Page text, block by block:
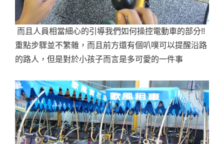
而且人員相當細心的引導我們如何操控電動車的部分!!
重點步驟並不繁雜，而且前方還有個叭噗可以提醒沿路
的路人，但是對於小孩子而言是多可愛的一件事